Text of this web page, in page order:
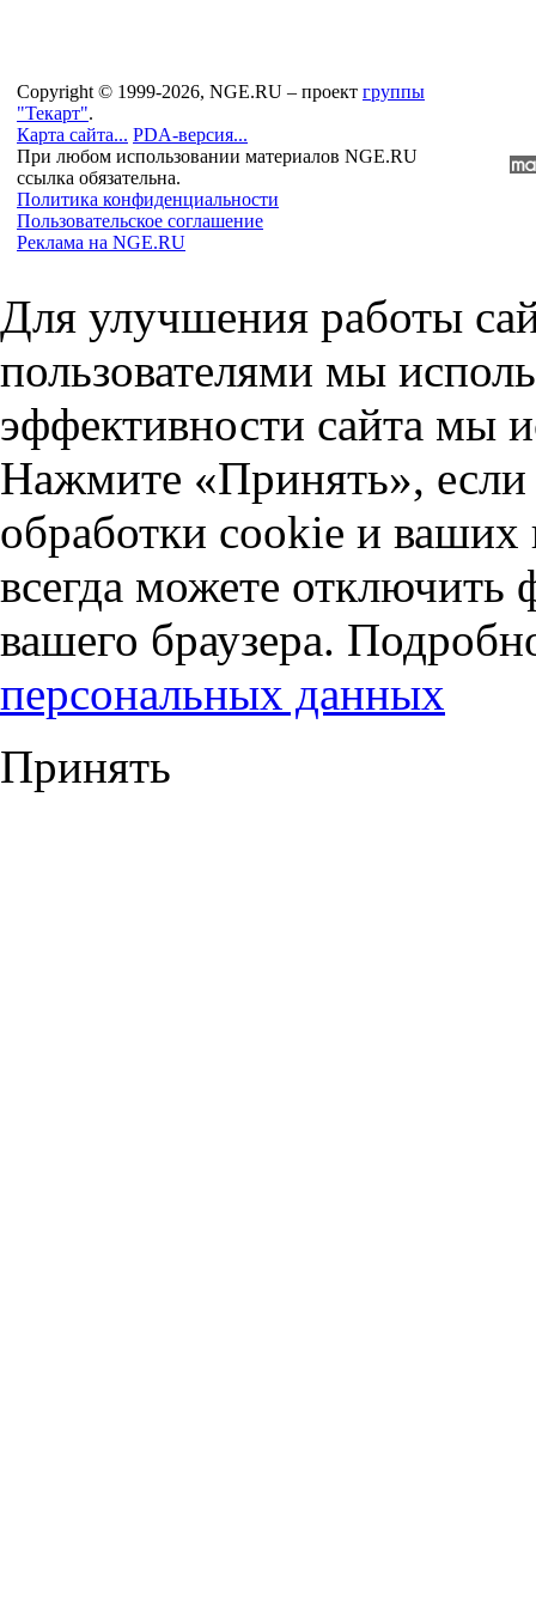
Copyright © 1999-2026, NGE.RU – проект группы
"Текарт".
Карта сайта... PDA-версия...
При любом использовании материалов NGE.RU
ссылка обязательна.
Политика конфиденциальности
Пользовательское соглашение
Реклама на NGE.RU
Для улучшения работы
пользователями мы
эффективности сайта мы
Нажмите «Принять», если
обработки cookie и
всегда можете отключить
вашего браузера.
персональных данных
Принять